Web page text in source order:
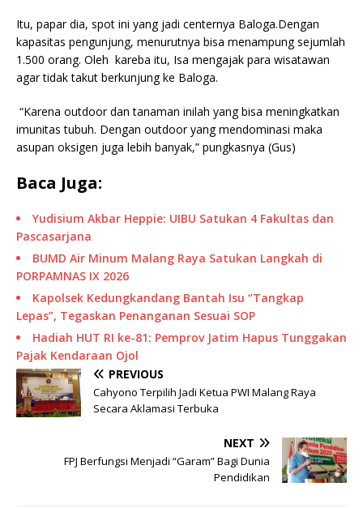
Itu, papar dia, spot ini yang jadi centernya Baloga.Dengan
kapasitas pengunjung, menurutnya bisa menampung sejumlah
1.500 orang. Oleh kareba itu, Isa mengajak para wisatawan
agar tidak takut berkunjung ke Baloga.
“Karena outdoor dan tanaman inilah yang bisa meningkatkan
imunitas tubuh. Dengan outdoor yang mendominasi maka
asupan oksigen juga lebih banyak,” pungkasnya (Gus)
Baca Juga:
Yudisium Akbar Heppie: UIBU Satukan 4 Fakultas dan
Pascasarjana
BUMD Air Minum Malang Raya Satukan Langkah di
PORPAMNAS IX 2026
Kapolsek Kedungkandang Bantah Isu “Tangkap
Lepas”, Tegaskan Penanganan Sesuai SOP
Hadiah HUT RI ke-81: Pemprov Jatim Hapus Tunggakan
Pajak Kendaraan Ojol
PREVIOUS
Cahyono Terpilih Jadi Ketua PWI Malang Raya
Secara Aklamasi Terbuka
NEXT
FPJ Berfungsi Menjadi “Garam” Bagi Dunia
Pendidikan